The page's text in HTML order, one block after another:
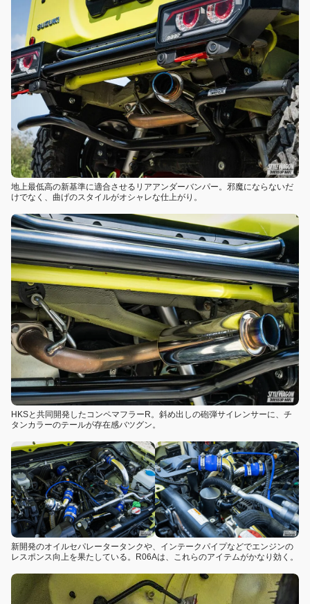
地上最低高の新基準に適合させるリアアンダーバンパー。邪魔にならないだ
けでなく、曲げのスタイルがオシャレな仕上がり。
HKSと共同開発したコンペマフラーR。斜め出しの砲弾サイレンサーに、チ
タンカラーのテールが存在感バツグン。
新開発のオイルセパレータータンクや、インテークパイプなどでエンジンの
レスポンス向上を果たしている。R06Aは、これらのアイテムがかなり効く。